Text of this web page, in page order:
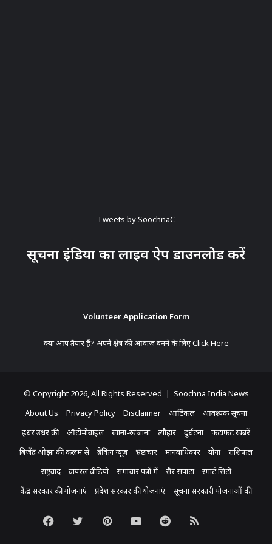
Tweets by SoochnaC
सूचना इंडिया का लाइव ऐप डाउनलोड करें
Volunteer Application Form
क्या आप तैयार हैं? अपने क्षेत्र की आवाज बनने के लिएClick Here
© Copyright 2026, All Rights Reserved | Soochna India News
About Us
Privacy Policy Disclaimer आर्टिकल
आवश्यक सूचना
इधर उधर की
ऑटोमोबाइल खाना-खजाना त्यौहार दुर्घटना
फटाफट खबरें
बिजेंद्र ओझा की कलम से
ब्रेकिंग न्यूज़ भ्रष्टाचार मानवाधिकार योगा
राशिफल
राष्ट्रवाद
वायरल वीडियो समाचार पत्रों में सैर सपाटा
स्मार्ट सिटी
केंद्र सरकार की योजनाएं
प्रदेश सरकार की योजनाएं सूचना सरकारी योजनाओं की
Facebook
TwitterPinterestYouTubeReddit